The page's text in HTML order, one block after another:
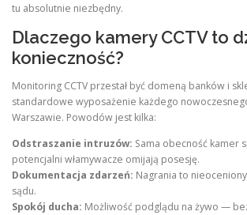
tu absolutnie niezbędny.
Dlaczego kamery CCTV to
konieczność?
Monitoring CCTV przestał być domeną banków i
standardowe wyposażenie każdego
Warszawie. Powodów jest kilka:
Odstraszanie intruzów: Sama obecność kamer
potencjalni włamywacze omijają posesję.
Dokumentacja zdarzeń: Nagrania to
sądu.
Spokój ducha: Możliwość podglądu na żywo —